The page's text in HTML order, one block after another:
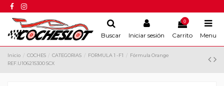
Buscar Iniciar sesión
0
Carrito Menu
Inicio COCHES CATEGORIAS FORMULA 1 -F1
Fórmula Orange
REF.U10621S300 SCX